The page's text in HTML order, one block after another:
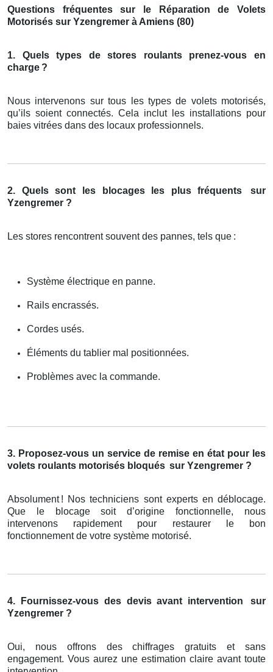
Questions fréquentes sur le Réparation de Volets
Motorisés sur Yzengremer à Amiens (80)
1. Quels types de stores roulants prenez-vous en
charge ?
Nous intervenons sur tous les types de volets motorisés,
qu’ils soient connectés. Cela inclut les installations pour
baies vitrées dans des locaux professionnels.
2. Quels sont les blocages les plus fréquents
sur
Yzengremer ?
Les stores rencontrent souvent des pannes, tels que :
Système électrique en panne.
Rails encrassés.
Cordes usés.
Éléments du tablier mal positionnées.
Problèmes avec la commande.
3. Proposez-vous un service de remise en état pour les
volets roulants motorisés bloqués sur Yzengremer ?
Absolument ! Nos techniciens sont experts en déblocage.
Que le blocage soit d’origine fonctionnelle, nous
intervenons rapidement pour restaurer le bon
fonctionnement de votre système motorisé.
4. Fournissez-vous des devis avant intervention
sur
Yzengremer ?
Oui, nous offrons des chiffrages gratuits et sans
engagement. Vous aurez une estimation claire avant toute